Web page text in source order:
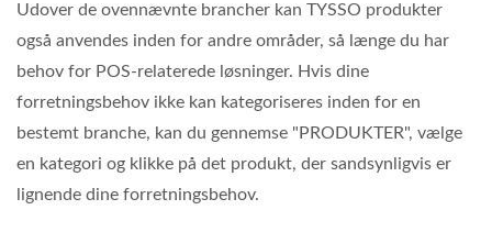
Udover de ovennævnte brancher kan TYSSO produkter
også anvendes inden for andre områder, så længe du har
behov for POS-relaterede løsninger. Hvis dine
forretningsbehov ikke kan kategoriseres inden for en
bestemt branche, kan du gennemse "PRODUKTER", vælge
en kategori og klikke på det produkt, der sandsynligvis er
lignende dine forretningsbehov.